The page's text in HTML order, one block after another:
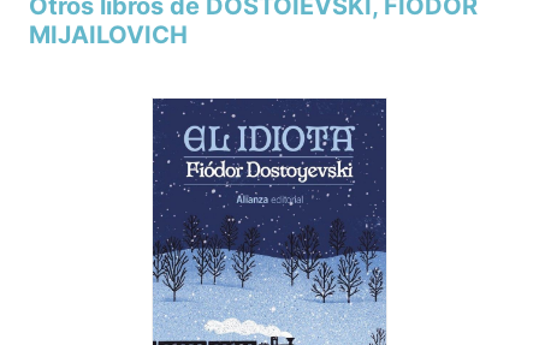
Otros libros de DOSTOIEVSKI, FIODOR
MIJAILOVICH